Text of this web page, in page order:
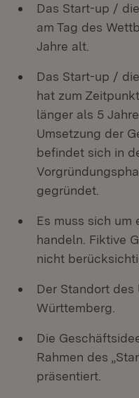
Das Start-up /
am Tag des
Jahre alt.
Das Start-up /
hat zum
länger als 5
Umsetzung der
befindet sich in
gegründet.
Es muss sich um
handeln. Fiktive
nicht
Der Standort des
Württemberg.
Die
Rahmen des
präsentiert.